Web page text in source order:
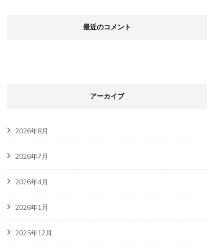
最近のコメント
アーカイブ
2026年8月
2026年7月
2026年4月
2026年1月
2025年12月